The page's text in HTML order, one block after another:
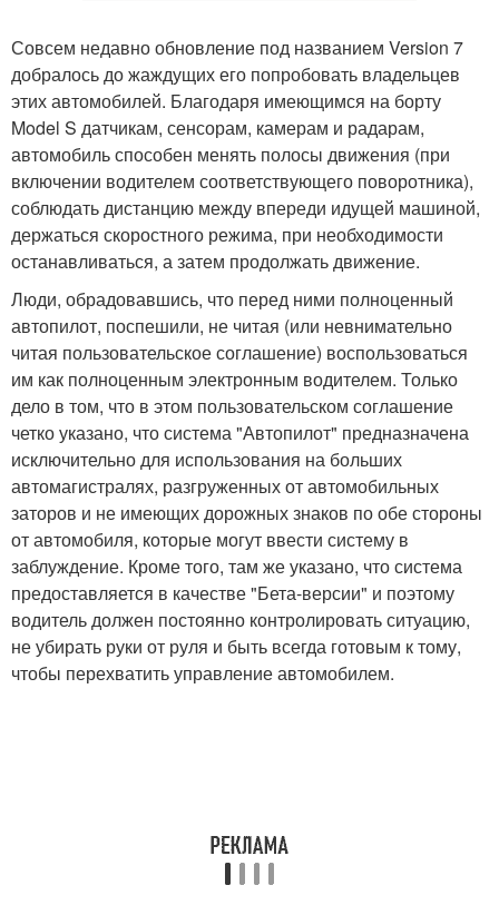
Совсем недавно обновление под названием Version 7
добралось до жаждущих его попробовать владельцев
этих автомобилей. Благодаря имеющимся на борту
Model S датчикам, сенсорам, камерам и радарам,
автомобиль способен менять полосы движения (при
включении водителем соответствующего поворотника),
соблюдать дистанцию между впереди идущей машиной,
держаться скоростного режима, при необходимости
останавливаться, а затем продолжать движение.
Люди, обрадовавшись, что перед ними полноценный
автопилот, поспешили, не читая (или невнимательно
читая пользовательское соглашение) воспользоваться
им как полноценным электронным водителем. Только
дело в том, что в этом пользовательском соглашение
четко указано, что система "Автопилот" предназначена
исключительно для использования на больших
автомагистралях, разгруженных от автомобильных
заторов и не имеющих дорожных знаков по обе стороны
от автомобиля, которые могут ввести систему в
заблуждение. Кроме того, там же указано, что система
предоставляется в качестве "Бета-версии" и поэтому
водитель должен постоянно контролировать ситуацию,
не убирать руки от руля и быть всегда готовым к тому,
чтобы перехватить управление автомобилем.